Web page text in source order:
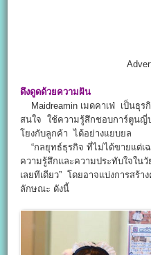
ดึงดูดด้วยความฝัน
Maidreamin เมดคาเฟ่ เป็นธุร
สนใจ ใช้ความรู้สึกชอบการ์ตูนญี่
โยงกับลูกค้า ได้อย่างแยบยล
“กลยุทธ์ธุรกิจ ที่ไม่ได้ขายแต่เ
ความรู้สึกและความประทับใจใน
เลยทีเดียว” โดยอาจแบ่งการสร้
ลักษณะ ดังนี้